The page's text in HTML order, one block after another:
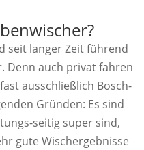
seit langer Zeit führend
Denn auch privat fahren
ausschließlich Bosch-
Gründen: Es sind
seitig super sind,
gute Wischergebnisse